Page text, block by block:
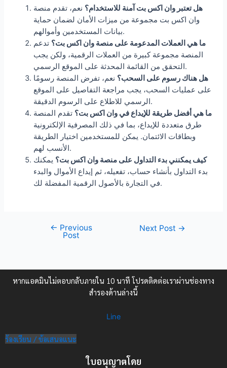
هل تعتبر وان اكس بت آمنة للاستخدام؟ نعم، تقدم منصة
وان اكس بت مجموعة من ميزات الأمان لضمان حماية
بيانات المستخدمين وأموالهم.
ما هي العملات المدعومة على منصة وان اكس بت؟ تدعم
المنصة مجموعة كبيرة من العملات الرقمية، ولكن يجب
التحقق من القائمة المحدثة على الموقع الرسمي.
هل هناك رسوم على السحب؟ نعم، تفرض المنصة رسومًا
على عمليات السحب، يجب مراجعة التفاصيل على الموقع
الرسمي للاطلاع على الرسوم الدقيقة.
ما هي أفضل طريقة للإيداع في وان اكس بت؟ تقدم المنصة
طرق متعددة للإيداع، بما في ذلك المصرفية الإلكترونية
وبطاقات الائتمان. يمكن للمستخدمين اختيار الطريقة
الأنسب لهم.
كيف يمكنني بدء التداول على منصة وان اكس بت؟ يمكنك
بدء التداول بأنشاء حساب، تفعيله، ثم إيداع الأموال والبدء
في التجارة بالأصول الرقمية المفضلة لك.
← Previous
Post
Next Post →
หากแอดมินไม่ตอบกลับภายใน 10 นาที โปรดติดต่อเราผ่านช่องทาง
สำรองด้านล่างนี้
Line
ร้องเรียน / ข้อเสนอแนะ
ใบอนุญาตโดย